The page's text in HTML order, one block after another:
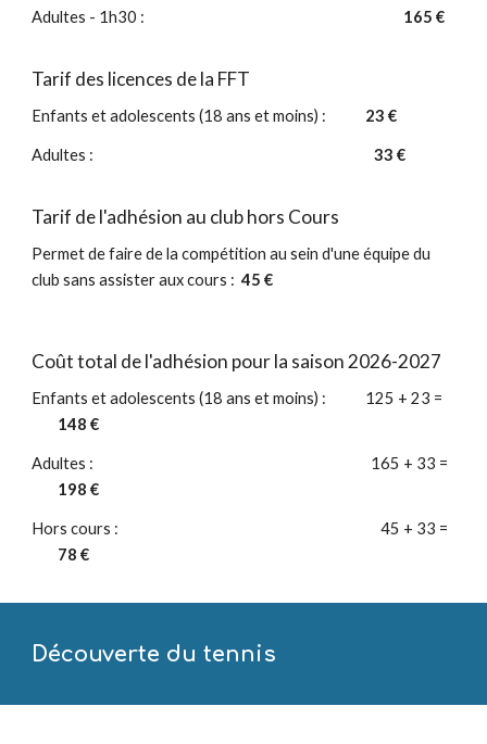
Adultes - 1h30 : 165 €
Tarif des licences de la FFT
Enfants et adolescents (18 ans et moins) : 23 €
Adultes : 33 €
Tarif de l'adhésion au club hors Cours
Permet de faire de la compétition au sein d'une équipe du
club sans assister aux cours :45 €
Coût total de l'adhésion pour la saison 2026-2027
Enfants et adolescents (18 ans et moins) : 125 +23 =
148 €
Adultes : 165 + 33 =
198 €
Hors cours :
45 + 33 =
78 €
Découverte du tennis